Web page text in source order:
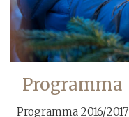
Programma
Programma 2016/2017